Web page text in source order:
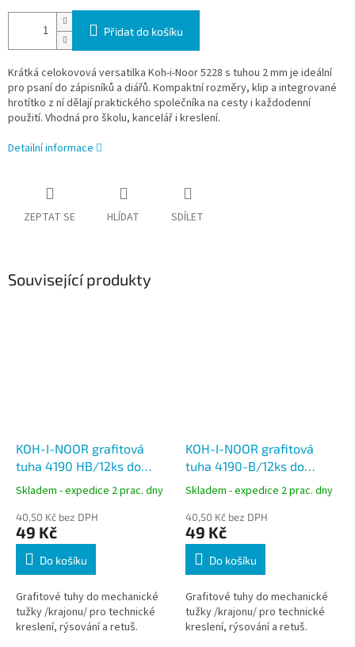
Přidat do košíku
Krátká celokovová versatilka Koh-i-Noor 5228 s tuhou 2 mm je ideální
pro psaní do zápisníků a diářů. Kompaktní rozměry, klip a integrované
hrotítko z ní dělají praktického společníka na cesty i každodenní
použití. Vhodná pro školu, kancelář i kreslení.
Detailní informace
ZEPTAT SE HLÍDAT SDÍLET
Související produkty
KOH-I-NOOR grafitová
tuha 4190 HB/12ks do
Versatil, tuha 2mm
Skladem - expedice 2 prac. dny
40,50 Kč bez DPH
49 Kč
Do košíku
Grafitové tuhy do mechanické
tužky /krajonu/ pro technické
kreslení, rýsování a retuš.
KOH-I-NOOR grafitová
tuha 4190-B/12ks do
Versatil, tuha 2mm
Skladem - expedice 2 prac. dny
40,50 Kč bez DPH
49 Kč
Do košíku
Grafitové tuhy do mechanické
tužky /krajonu/ pro technické
kreslení, rýsování a retuš.